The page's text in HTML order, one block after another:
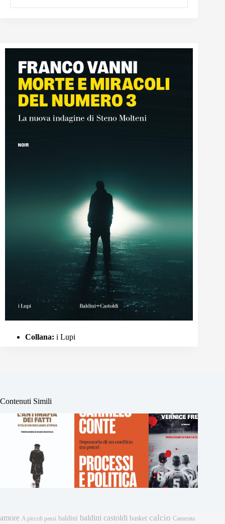
Collana: i Lupi
Contenuti Simili
amore A piccoli passi baldini baldini castoldi basket calcio Camerata